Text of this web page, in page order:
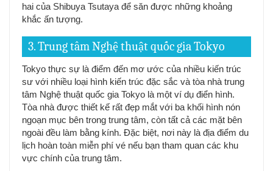
hai của Shibuya Tsutaya để săn được những khoảng
khắc ấn tượng.
3. Trung tâm Nghệ thuật quốc gia Tokyo
Tokyo thực sự là điểm đến mơ ước của nhiều kiến trúc
sư với nhiều loại hình kiến trúc đặc sắc và tòa nhà trung
tâm Nghệ thuật quốc gia Tokyo là một ví dụ điển hình.
Tòa nhà được thiết kế rất đẹp mắt với ba khối hình nón
ngoạn mục bên trong trung tâm, còn tất cả các mặt bên
ngoài đều làm bằng kính. Đặc biệt, nơi này là địa điểm du
lịch hoàn toàn miễn phí vé nếu bạn tham quan các khu
vực chính của trung tâm.